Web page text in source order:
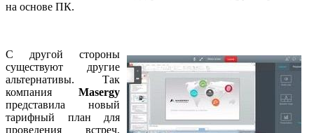
на основе ПК.
С другой стороны
существуют другие
альтернативы. Так
компания Masergy
представила новый
тарифный план для
проведения встреч,